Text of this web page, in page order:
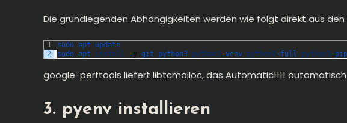
Die grundlegenden Abhängigkeiten werden wie folgt direkt aus
1
2
sudo apt update
sudo apt install -y git python3 python3 -venv python3 -full python3 -pip
google-perftools liefert libtcmalloc, das Automatic1111
3. pyenv installieren